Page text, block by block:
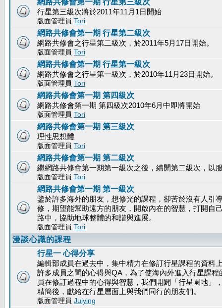
網路共修會第一期 行星第三級次
行星第三級次將於2011年11月1日開始
版面管理員 Tori
網路共修會第一期 行星第二級次
網路共修會之行星第二級次，於2011年5月17日開始。
版面管理員 Tori
網路共修會第一期 行星第一級次
網路共修會之行星第一級次，於2010年11月23日開始。
版面管理員 Tori
網路共修會第一期 第四級次
網路共修會第一期 第四級次2010年6月中即將開始
版面管理員 Tori
網路共修會第一期 第三級次
理性思想體
版面管理員 Tori
網路共修會第一期 第二級次
繼網路共修會第一期第一級次之後，續開第二級次，以
版面管理員 Tori
網路共修會第一期 第一級次
鑒於許多海外的朋友，想修光的課程，卻苦於沒有人引
修，期望能幫助遠方的朋友，開啟內在的智慧，打開自
路中，協助地球整體的和諧與進展。
版面管理員 Tori
漫談心識的課程
行星一 心得分享
編輯部成員在過去中，集中精力在修訂行星課程的資料
許多成員之間的心得與QA，為了使海內外進入行星課
員在修訂過程中的心得與智慧，我們開闢「行星園地」
精簡後，獻給在行星層面上與我們同行的朋友們。
版面管理員 Juiying